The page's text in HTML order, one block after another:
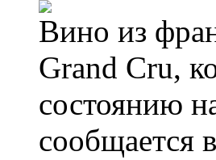
Вино из
Grand Cru,
состоянию
сообщается